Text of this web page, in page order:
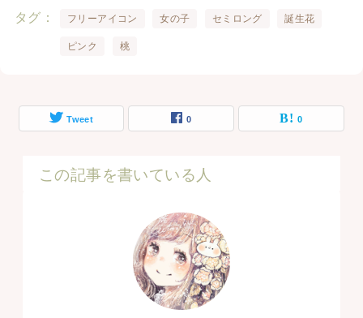
タグ フリーアイコン 女の子 セミロング 誕生花
ピンク 桃
Tweet 0 0
この記事を書いている人